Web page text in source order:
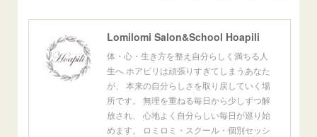
Lomilomi Salon&School Hoapili
体・心・生き方を整え自分らしく満ちる人
生へ ホアピリは頑張りすぎてしまうあなた
が、 本来の自分らしさを取り戻していく場
所です。 無理を重ねる毎日から少しずつ解
放され、 心地よく自分らしい毎日が巡り始
めます。 ロミロミ・スクール・個別セッシ